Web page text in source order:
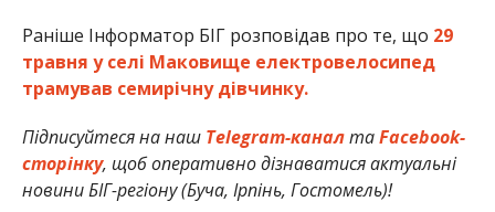
Раніше Інформатор БІГ розповідав про те, що 29
травня у селі Маковище електровелосипед
трамував семирічну дівчинку.
Підписуйтеся на наш Telegram-канал таFacebook-
сторінку, щоб оперативно дізнаватися актуальні
новини БІГ-регіону (Буча, Ірпінь, Гостомель)!